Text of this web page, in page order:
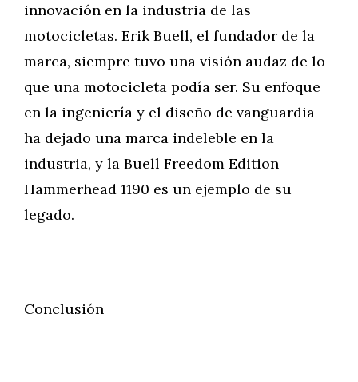
innovación en la industria de las
motocicletas. Erik Buell, el fundador de la
marca, siempre tuvo una visión audaz de lo
que una motocicleta podía ser. Su enfoque
en la ingeniería y el diseño de vanguardia
ha dejado una marca indeleble en la
industria, y la Buell Freedom Edition
Hammerhead 1190 es un ejemplo de su
legado.
Conclusión